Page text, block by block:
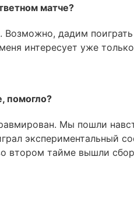
матче?
дадим
интересует уже
помогло?
Мы пошли
экспериментальный
втором тайме вышли